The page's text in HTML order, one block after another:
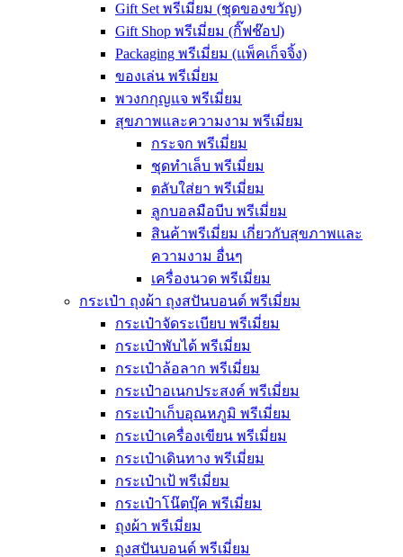
Gift Set พรีเมี่ยม (ชุดของขวัญ)
Gift Shop พรีเมี่ยม (กิ๊ฟช๊อป)
Packaging พรีเมี่ยม (แพ็คเก็จจิ้ง)
ของเล่น พรีเมี่ยม
พวงกกุญแจ พรีเมี่ยม
สุขภาพและความงาม พรีเมี่ยม
กระจก พรีเมี่ยม
ชุดทำเล็บ พรีเมี่ยม
ตลับใส่ยา พรีเมี่ยม
ลูกบอลมือบีบ พรีเมี่ยม
สินค้าพรีเมี่ยม เกี่ยวกับสุขภาพและ
ความงาม อื่นๆ
เครื่องนวด พรีเมี่ยม
กระเป๋า ถุงผ้า ถุงสปันบอนด์ พรีเมี่ยม
กระเป๋าจัดระเบียบ พรีเมี่ยม
กระเป๋าพับได้ พรีเมี่ยม
กระเป๋าล้อลาก พรีเมี่ยม
กระเป๋าอเนกประสงค์ พรีเมี่ยม
กระเป๋าเก็บอุณหภูมิ พรีเมี่ยม
กระเป๋าเครื่องเขียน พรีเมี่ยม
กระเป๋าเดินทาง พรีเมี่ยม
กระเป๋าเป้ พรีเมี่ยม
กระเป๋าโน๊ตบุ๊ค พรีเมี่ยม
ถุงผ้า พรีเมี่ยม
ถุงสปันบอนด์ พรีเมี่ยม